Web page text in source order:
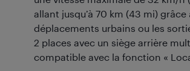
allant jusqu’à 70 km (43 mi)
déplacements urbains ou les
2 places avec un siège arrière
compatible avec la fonction «